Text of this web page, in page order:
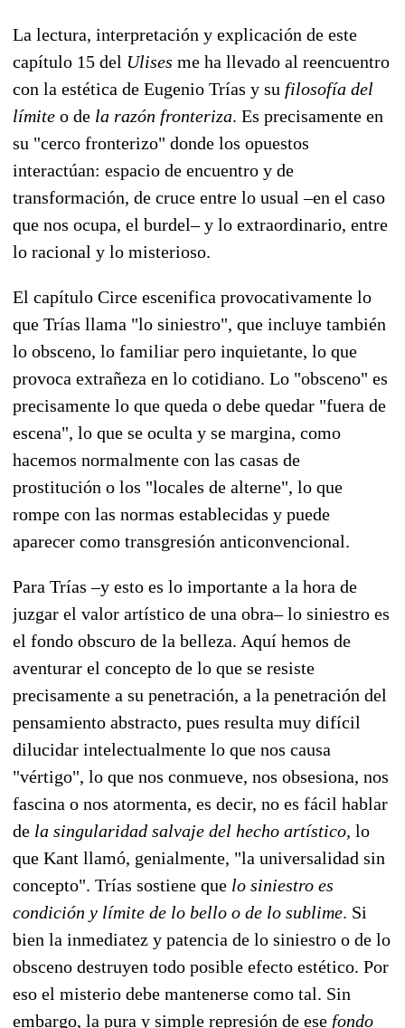
La lectura, interpretación y explicación de este
capítulo 15 del Ulises me ha llevado al reencuentro
con la estética de Eugenio Trías y su filosofía del
límite o de la razón fronteriza. Es precisamente en
su "cerco fronterizo" donde los opuestos
interactúan: espacio de encuentro y de
transformación, de cruce entre lo usual –en el caso
que nos ocupa, el burdel– y lo extraordinario, entre
lo racional y lo misterioso.
El capítulo Circe escenifica provocativamente lo
que Trías llama "lo siniestro", que incluye también
lo obsceno, lo familiar pero inquietante, lo que
provoca extrañeza en lo cotidiano. Lo "obsceno" es
precisamente lo que queda o debe quedar "fuera de
escena", lo que se oculta y se margina, como
hacemos normalmente con las casas de
prostitución o los "locales de alterne", lo que
rompe con las normas establecidas y puede
aparecer como transgresión anticonvencional.
Para Trías –y esto es lo importante a la hora de
juzgar el valor artístico de una obra– lo siniestro es
el fondo obscuro de la belleza. Aquí hemos de
aventurar el concepto de lo que se resiste
precisamente a su penetración, a la penetración del
pensamiento abstracto, pues resulta muy difícil
dilucidar intelectualmente lo que nos causa
"vértigo", lo que nos conmueve, nos obsesiona, nos
fascina o nos atormenta, es decir, no es fácil hablar
de la singularidad salvaje del hecho artístico, lo
que Kant llamó, genialmente, "la universalidad sin
concepto". Trías sostiene que lo siniestro es
condición y límite de lo bello o de lo sublime. Si
bien la inmediatez y patencia de lo siniestro o de lo
obsceno destruyen todo posible efecto estético. Por
eso el misterio debe mantenerse como tal. Sin
embargo, la pura y simple represión de ese fondo